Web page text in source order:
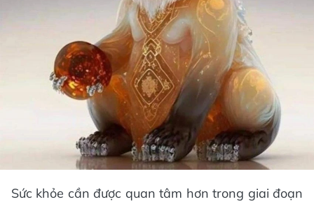
Sức khỏe cần được quan tâm hơn trong giai đoạn